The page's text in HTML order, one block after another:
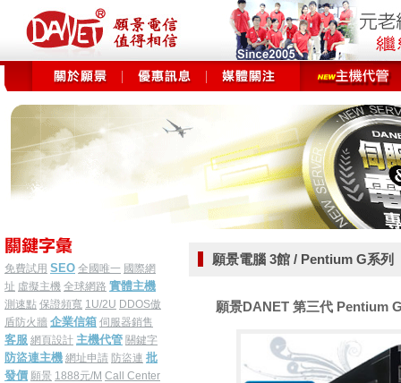
免費試用 SEO 全國唯一 國際網
址 虛擬主機 全球網路 實體主機
測速點 保證頻寬 1U/2U DDOS傲
盾防火牆 企業信箱 伺服器銷售
客服 網頁設計 主機代管 關鍵字
防盜連主機 網址申請 防盜連 批
發價 願景 1888元/M Call Center
願景電腦 3館 / Pentium G系列
願景DANET 第三代 Pentium